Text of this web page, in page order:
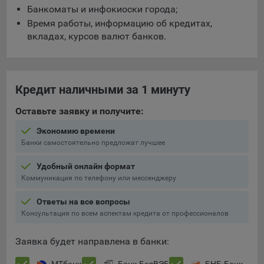
5.4. Создание и предоставление персонализированной
cookie используются в целях обеспечения корректной
функционала пользователем, не могут быть отключены в
системах. Вместе с тем, пользователь может настроить
браузер, чтобы он блокировал такие файлы сookie или
случае некоторые разделы сайта могут не работать).
определяющие имя пользователя. Данные файлы cookie
используются для обеспечения работы некоторых
предпочтений пользователя, в том числе имени
пользователя или выбора языка, и для предотвращения
повторных прохождений опросов пользователями.
Банкоматы и инфокиоски города;
Время работы, информацию об кредитах,
вкладах, курсов валют банков.
Кредит наличными за 1 минуту
Оставьте заявку и получите:
Экономию времени
Банки самостоятельно предложат лучшее
Удобный онлайн формат
Коммуникация по телефону или мессенджеру
Ответы на все вопросы
Консультация по всем аспектам кредита от профессионалов
Заявка будет направлена в банки: